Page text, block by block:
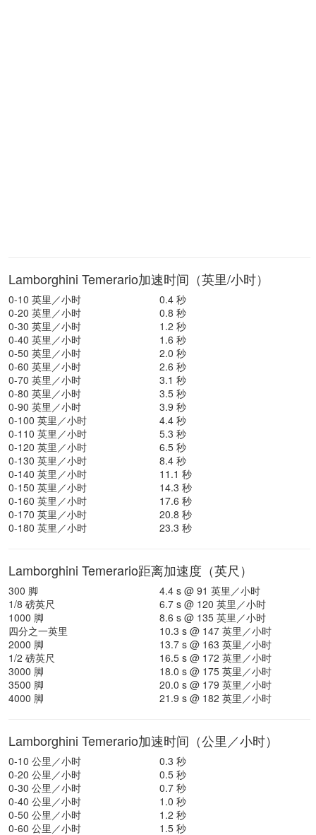
Lamborghini Temerario加速时间（英里/小时）
0-10 英里／小时
0.4 秒
0-20 英里／小时
0.8 秒
0-30 英里／小时
1.2 秒
0-40 英里／小时
1.6 秒
0-50 英里／小时
2.0 秒
0-60 英里／小时
2.6 秒
0-70 英里／小时
3.1 秒
0-80 英里／小时
3.5 秒
0-90 英里／小时
3.9 秒
0-100 英里／小时
4.4 秒
0-110 英里／小时
5.3 秒
0-120 英里／小时
6.5 秒
0-130 英里／小时
8.4 秒
0-140 英里／小时
11.1 秒
0-150 英里／小时
14.3 秒
0-160 英里／小时
17.6 秒
0-170 英里／小时
20.8 秒
0-180 英里／小时
23.3 秒
Lamborghini Temerario距离加速度（英尺）
300 脚
4.4 s @ 91 英里／小时
1/8 磅英尺
6.7 s @ 120 英里／小时
1000 脚
8.6 s @ 135 英里／小时
四分之一英里
10.3 s @ 147 英里／小时
2000 脚
13.7 s @ 163 英里／小时
1/2 磅英尺
16.5 s @ 172 英里／小时
3000 脚
18.0 s @ 175 英里／小时
3500 脚
20.0 s @ 179 英里／小时
4000 脚
21.9 s @ 182 英里／小时
Lamborghini Temerario加速时间（公里／小时）
0-10 公里／小时
0.3 秒
0-20 公里／小时
0.5 秒
0-30 公里／小时
0.7 秒
0-40 公里／小时
1.0 秒
0-50 公里／小时
1.2 秒
0-60 公里／小时
1.5 秒